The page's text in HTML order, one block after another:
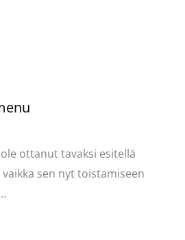
ottanut tavaksi esitellä
sen nyt toistamiseen